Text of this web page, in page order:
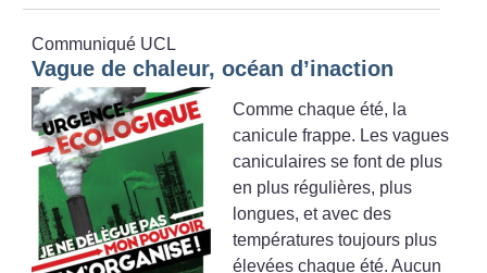
Communiqué UCL
Vague de chaleur, océan d’inaction
Comme chaque été, la
canicule frappe. Les vagues
caniculaires se font de plus
en plus régulières, plus
longues, et avec des
températures toujours plus
élevées chaque été. Aucun